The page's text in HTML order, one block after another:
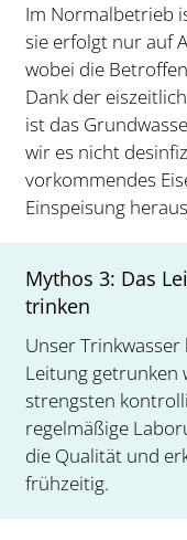
Im Normalbetrieb
sie erfolgt nur auf
wobei die
Dank der
ist das
wir es nicht
vorkommendes
Einspeisung
Mythos 3: Das
trinken
Unser
Leitung getrunken
strengsten
regelmäßige
die Qualität und
frühzeitig.